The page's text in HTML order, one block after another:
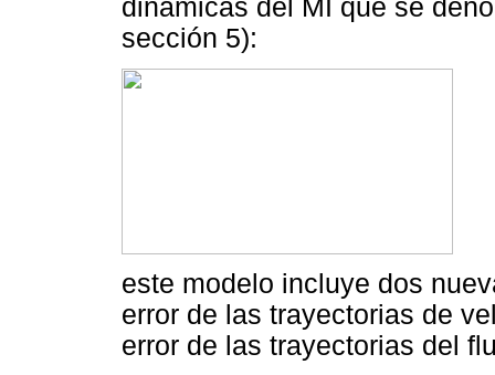
dinámicas del MI que se
sección 5):
este modelo incluye dos
error de las trayectorias de
error de las trayectorias del